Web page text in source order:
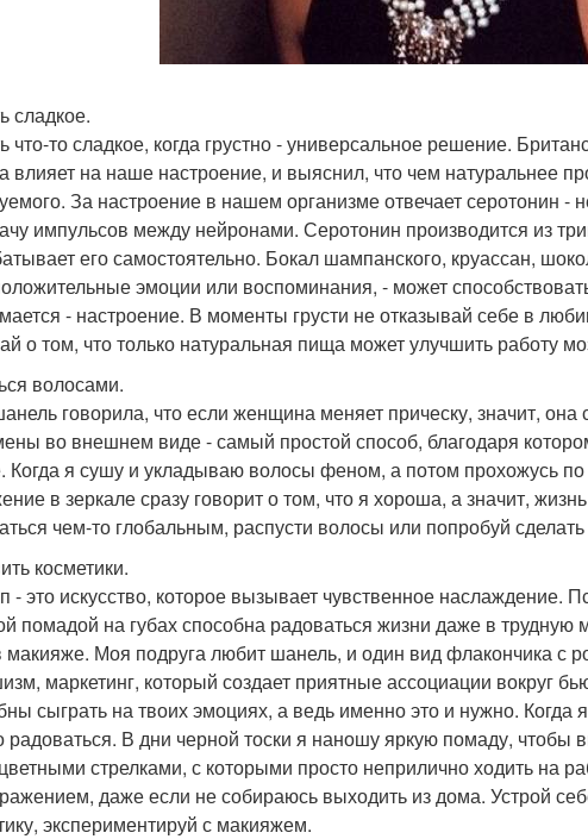
сладкое.
что-то сладкое, когда грустно - универсальное решение.
влияет на наше настроение, и выяснил, что чем натуральнее
За настроение в нашем организме отвечает серотонин -
импульсов между нейронами. Серотонин производится из
его самостоятельно. Бокал шампанского, круассан,
эмоции или воспоминания, - может
- настроение. В моменты грусти не отказывай себе в
о том, что только натуральная пища может улучшить работу
волосами.
говорила, что если женщина меняет прическу, значит,
во внешнем виде - самый простой способ, благодаря
Когда я сушу и укладываю волосы феном, а потом прохожусь
в зеркале сразу говорит о том, что я хороша, а значит,
чем-то глобальным, распусти волосы или попробуй
косметики.
- это искусство, которое вызывает чувственное наслаждение.
помадой на губах способна радоваться жизни даже в трудную
макияже. Моя подруга любит шанель, и один вид флакончика с
маркетинг, который создает приятные ассоциации вокруг
сыграть на твоих эмоциях, а ведь именно это и нужно.
радоваться. В дни черной тоски я наношу яркую помаду, чтобы
стрелками, с которыми просто неприлично ходить на
даже если не собираюсь выходить из дома. Устрой
экспериментируй с макияжем.